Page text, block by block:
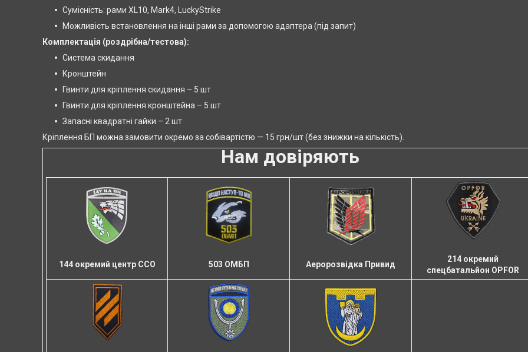
Сумісність: рами XL10, Mark4, LuckyStrike
Можливість встановлення на інші рами за допомогою адаптера (під запит)
Комплектація (роздрібна/тестова):
Система скидання
Кронштейн
Гвинти для кріплення скидання – 5 шт
Гвинти для кріплення кронштейна – 5 шт
Запасні квадратні гайки – 2 шт
Кріплення БП можна замовити окремо за собівартістю — 15 грн/шт (без знижки на кількість).
Нам довіряють
144 окремий центр ССО 503 ОМБП Аеророзвідка Привид
214 окремий
спецбатальйон OPFOR